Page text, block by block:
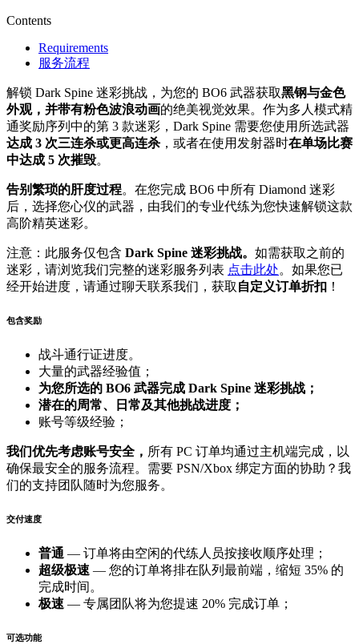
Contents
Requirements
服务流程
解锁 Dark Spine 迷彩挑战，为您的 BO6 武器获取黑钢与金色
外观，并带有粉色波浪动画的绝美视觉效果。作为多人模式精
通奖励序列中的第 3 款迷彩，Dark Spine 需要您使用所选武器
达成 3 次三连杀或更高连杀 ，或者在使用发射器时在单场比赛
中达成 5 次摧毁。
告别繁琐的肝度过程。在您完成 BO6 中所有 Diamond 迷彩
后，选择您心仪的武器，由我们的专业代练为您快速解锁这款
高阶精英迷彩。
注意：此服务仅包含 Dark Spine 迷彩挑战。 如需获取之前的
迷彩，请浏览我们完整的迷彩服务列表 点击此处。如果您已
经开始进度，请通过聊天联系我们，获取 自定义订单折扣 ！
包含奖励
战斗通行证进度。
大量的武器经验值；
为您所选的 BO6 武器完成 Dark Spine 迷彩挑战；
潜在的周常、日常及其他挑战进度；
账号等级经验；
我们优先考虑账号安全， 所有 PC 订单均通过主机端完成，以
确保最安全的服务流程。需要 PSN/Xbox 绑定方面的协助？我
们的支持团队随时为您服务。
交付速度
普通 — 订单将由空闲的代练人员按接收顺序处理；
超级极速 — 您的订单将排在队列最前端，缩短 35% 的
完成时间。
极速 — 专属团队将为您提速 20% 完成订单；
可选功能